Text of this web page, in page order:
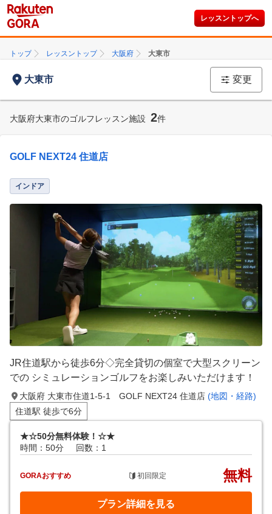
レッスントップへ
トップ レッスントップ 大阪府 大東市
大東市 変更
大阪府大東市のゴルフレッスン施設 2件
GOLF NEXT24 住道店
インドア
JR住道駅から徒歩6分◇完全貸切の個室で大型スクリーン
での シミュレーションゴルフをお楽しみいただけます！
大阪府 大東市住道1-5-1 GOLF NEXT24 住道店 (地図・経路)
住道駅 徒歩で6分
★☆50分無料体験！☆★
時間：50分
回数：1
GORAおすすめ 初回限定 無料
プラン詳細を見る